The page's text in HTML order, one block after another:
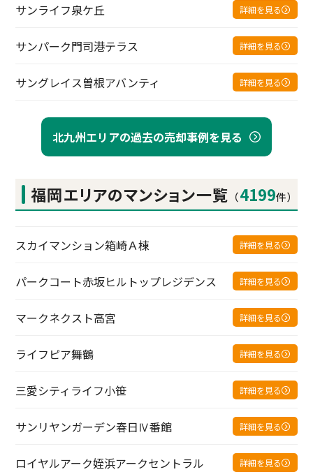
北九州エリアの過去の売却事例を見る
サンライフ泉ケ丘 詳細を見る
サンパーク門司港テラス 詳細を見る
サングレイス曽根アバンティ 詳細を見る
福岡エリアのマンション一覧 （4199件）
スカイマンション箱崎Ａ棟 詳細を見る
パークコート赤坂ヒルトップレジデンス 詳細を見る
マークネクスト高宮 詳細を見る
ライフピア舞鶴 詳細を見る
三愛シティライフ小笹 詳細を見る
サンリヤンガーデン春日Ⅳ番館 詳細を見る
ロイヤルアーク姪浜アークセントラル 詳細を見る